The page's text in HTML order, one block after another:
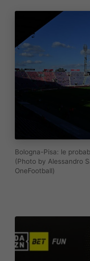
Bologna-Pisa: le
(Photo by Alessandro
OneFootball)